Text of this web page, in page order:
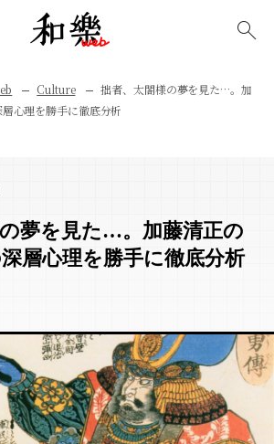
Culture
拙者、太閤様の夢を見た…。加
心理を勝手に徹底分析
夢を見た…。加藤清正の
層心理を勝手に徹底分析